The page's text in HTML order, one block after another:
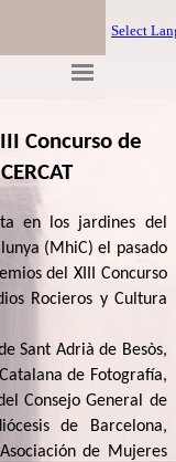
Select
Concurso de
en los jardines del
(MhiC) el pasado
del XIII Concurso
Rocieros y Cultura
Sant Adrià de Besòs,
de Fotografía,
Consejo General de
de Barcelona,
de Mujeres